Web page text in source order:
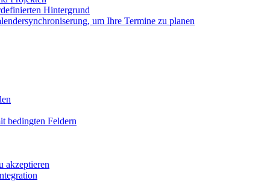
Hintergrund
um Ihre Termine zu planen
bedingten Feldern
akzeptieren